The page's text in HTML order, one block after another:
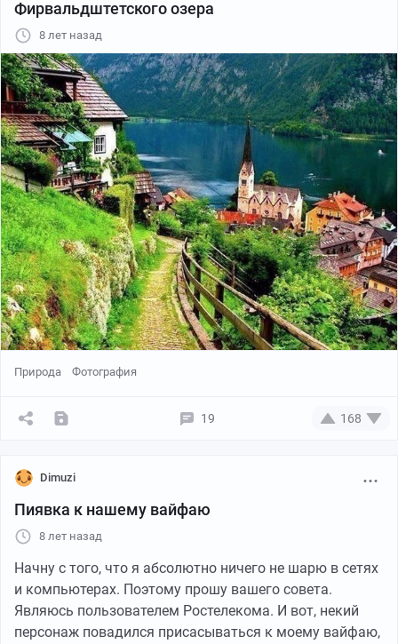
аккуратненькие, даже газонные в десять раз больше.
посмотреть, что будет дальше. Но они очень слабые,
если тянутся ввысь, значит с моей лампой что-то не
так? Солнечный свет в моей квартире тем более в это
время года я увы им дать не могу.
В общем, приму всяческие советы с благодарностью.
На всякий случай о продавце, имейте ввиду. Продавец
крупный и популярный
Фирвальдштетского озера
8 лет назад
Природа Фотография
19 168
Dimuzi
Пиявка к нашему вайфаю
8 лет назад
Начну с того, что я абсолютно ничего не шарю в сетях
и компьютерах. Поэтому прошу вашего совета.
Являюсь пользователем Ростелекома. И вот, некий
персонаж повадился присасываться к моему вайфаю,